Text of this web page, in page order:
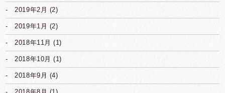
2019年2月 (2)
2019年1月 (2)
2018年11月 (1)
2018年10月 (1)
2018年9月 (4)